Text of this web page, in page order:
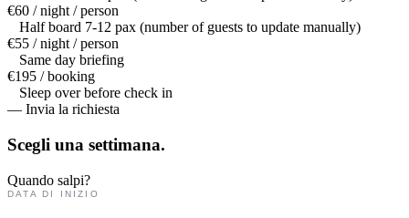
€60 / night / person
Half board 7-12 pax (number of guests to update manually)
€55 / night / person
Same day briefing
€195 / booking
Sleep over before check in
— Invia la richiesta
Scegli una settimana.
Quando salpi?
DATA DI INIZIO